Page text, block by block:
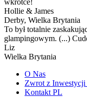
wkrótce!
Hollie & James
Derby, Wielka Brytania
To był totalnie
glampingowym. (...)
Liz
Wielka Brytania
O Nas
Zwrot z
Kontakt PL